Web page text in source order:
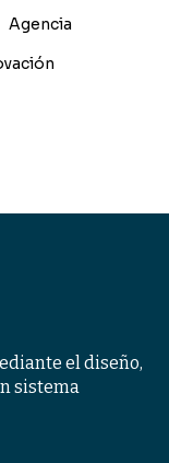
Agencia
el diseño,
sistema